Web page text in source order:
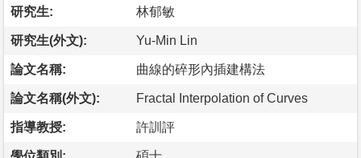
研究生: 林郁敏
研究生(外文): Yu-Min Lin
論文名稱: 曲線的碎形內插建構法
論文名稱(外文): Fractal Interpolation of Curves
指導教授: 許訓評